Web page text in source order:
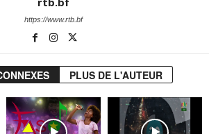
https://www.rtb.bf
PLUS DE L'AUTEUR